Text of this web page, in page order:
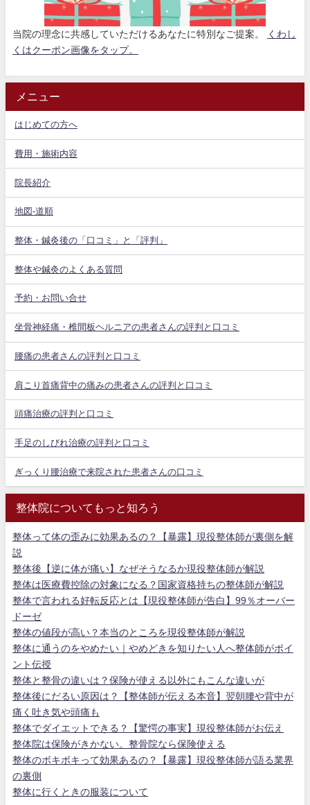
当院の理念に共感していただけるあなたに特別なご提案。
くわし
くはクーポン画像をタップ。
メニュー
はじめての方へ
費用・施術内容
院長紹介
地図-道順
整体・鍼灸後の「口コミ」と「評判」
整体や鍼灸のよくある質問
予約・お問い合せ
坐骨神経痛・椎間板ヘルニアの患者さんの評判と口コミ
腰痛の患者さんの評判と口コミ
肩こり首痛背中の痛みの患者さんの評判と口コミ
頭痛治療の評判と口コミ
手足のしびれ治療の評判と口コミ
ぎっくり腰治療で来院された患者さんの口コミ
整体院についてもっと知ろう
整体って体の歪みに効果あるの？【暴露】現役整体師が裏側を解
説
整体後【逆に体が痛い】なぜそうなるか現役整体師が解説
整体は医療費控除の対象になる？国家資格持ちの整体師が解説
整体で言われる好転反応とは【現役整体師が告白】99％オーバー
ドーゼ
整体の値段が高い？本当のところを現役整体師が解説
整体に通うのをやめたい｜やめどきを知りたい人へ整体師がポイ
ント伝授
整体と整骨の違いは？保険が使える以外にもこんな違いが
整体後にだるい原因は？【整体師が伝える本音】翌朝腰や背中が
痛く吐き気や頭痛も
整体でダイエットできる？【驚愕の事実】現役整体師がお伝え
整体院は保険がきかない。整骨院なら保険使える
整体のボキボキって効果あるの？【暴露】現役整体師が語る業界
の裏側
整体に行くときの服装について